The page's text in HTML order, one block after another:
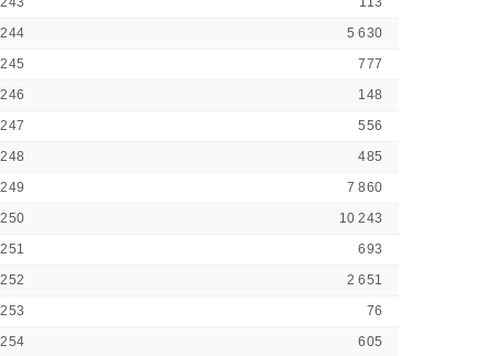
5 630
777
148
556
485
7 860
10 243
693
2 651
76
605